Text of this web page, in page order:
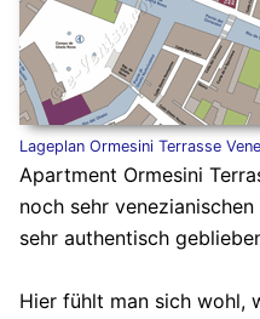
Lageplan Ormesini Terrasse
Apartment Ormesini
noch sehr
sehr authentisch
Hier fühlt man sich wohl,